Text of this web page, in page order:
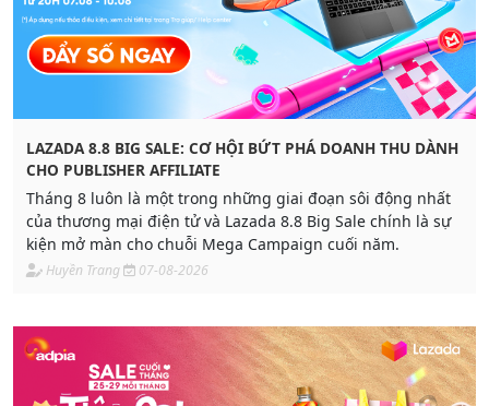
LAZADA 8.8 BIG SALE: CƠ HỘI BỨT PHÁ DOANH THU DÀNH
CHO PUBLISHER AFFILIATE
Tháng 8 luôn là một trong những giai đoạn sôi động nhất
của thương mại điện tử và Lazada 8.8 Big Sale chính là sự
kiện mở màn cho chuỗi Mega Campaign cuối năm.
Huyền Trang 07-08-2026